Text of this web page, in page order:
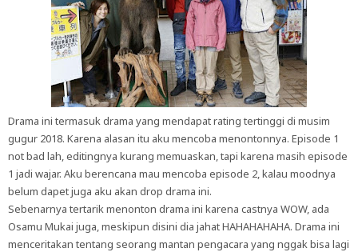
Drama ini termasuk drama yang mendapat rating tertinggi di musim
gugur 2018. Karena alasan itu aku mencoba menontonnya. Episode 1
not bad lah, editingnya kurang memuaskan, tapi karena masih episode
1 jadi wajar. Aku berencana mau mencoba episode 2, kalau moodnya
belum dapet juga aku akan drop drama ini.
Sebenarnya tertarik menonton drama ini karena castnya WOW, ada
Osamu Mukai juga, meskipun disini dia jahat HAHAHAHAHA. Drama ini
menceritakan tentang seorang mantan pengacara yang nggak bisa lagi